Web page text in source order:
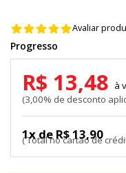
Avaliar
Progresso
1x de R$ 13,90
R$ 13,48
3,00% de desconto